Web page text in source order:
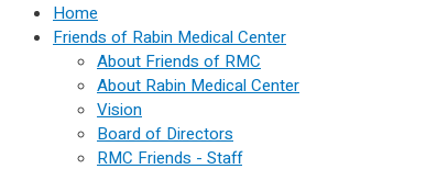
Home
Friends of Rabin Medical Center
About Friends of RMC
About Rabin Medical Center
Vision
Board of Directors
RMC Friends - Staff